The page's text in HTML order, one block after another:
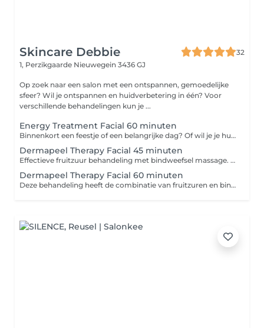
Skincare Debbie
32
1, Perzikgaarde Nieuwegein 3436 GJ
Op zoek naar een salon met een ontspannen, gemoedelijke
sfeer? Wil je ontspannen en huidverbetering in één? Voor
verschillende behandelingen kun je ...
Energy Treatment Facial 60 minuten
Binnenkort een feestje of een belangrijke dag? Of wil je je huid een boost geven? De energy bootcamp is speciaal voor de huid die een boost kan gebruiken. Ook werkt deze behandeling super op de huidverjonging door middel van de bindweefsel massage en shock therapy ampullen. -Reinigen -Epileren/waxen wenkbrauwen -Mandelico Glow peel mits de huid dit toelaat -(Eventueel Spicy skin Shock) -Ampul aangepast op het huidtype -Deep massage / Cupping massage - Verzorgend masker -Dag- of nachtverzorging
Dermapeel Therapy Facial 45 minuten
Effectieve fruitzuur behandeling met bindweefsel massage. 1e keer? Dan plan ik graag eerst een power up kennismaking behandeling met je in om kennis te maken met jouw huid. Tijdens deze behandeling wordt er gewerkt met fruitzuren. De behandeling is perfect voor een huid met: - rimpeltjes/fijne lijntjes - Pigmentvlekjes -Acne / Vette huid / acne littekens - Vochtarme/droge huid - Grove porie structuur Behandeling: - Reinigen - Harsen/epileren wenkbrauwen - Milde scrub - Onzuiverheden verwijderen - Bindweefsel massage - Dermapeel fruitzuur peeling - Serum - Dag-/nachtverzorging
Dermapeel Therapy Facial 60 minuten
Deze behandeling heeft de combinatie van fruitzuren en bindweefselmassage speciaal gericht op pigment en een onzuivere huid of een huid met beginnende lijntjes, diepere rimpels en/of vlekjes. Nog niet bekend met Cenzaa en de fruitzuurpeeling? Dan maak ik graag eerst kennis met jouw huid d.m.v. een wellness behandeling. -Reinigen -Epileren/waxen wenkbrauwen -Dieptereiniging -Onzuiverheden verwijderen -Fruitzuur peeling -Serum -Bindweefselmassage -Masker -Dag- of nachtverzorging